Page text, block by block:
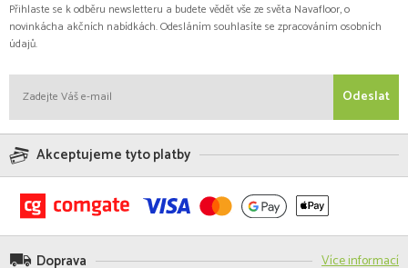
Přihlaste se k odběru newsletteru a budete vědět vše ze světa Navafloor, o
novinkácha akčních nabídkách. Odesláním souhlasíte se zpracováním osobních
údajů.
Odeslat
Akceptujeme tyto platby
Doprava Více informací